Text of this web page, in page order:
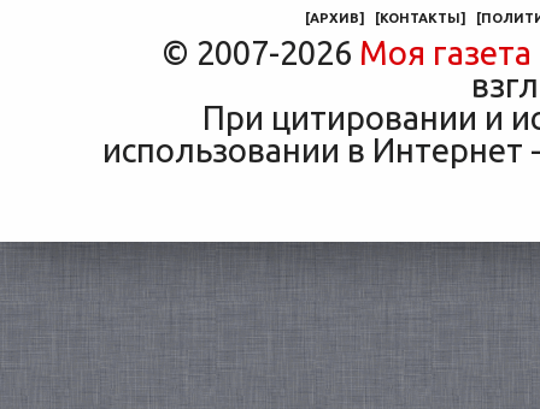
[АРХИВ] [КОНТАКТЫ] [
© 2007-2026 Моя газета
При цитировании и
использовании в Интернет